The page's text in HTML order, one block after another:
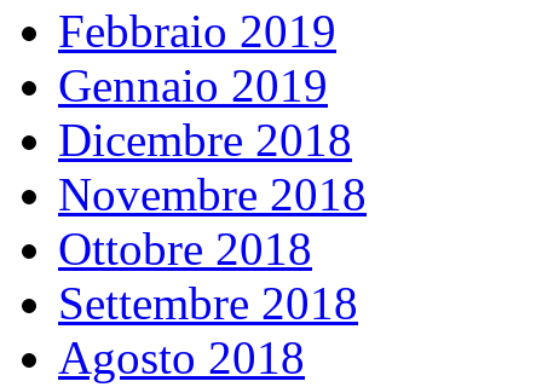
Febbraio 2019
Gennaio 2019
Dicembre 2018
Novembre 2018
Ottobre 2018
Settembre 2018
Agosto 2018